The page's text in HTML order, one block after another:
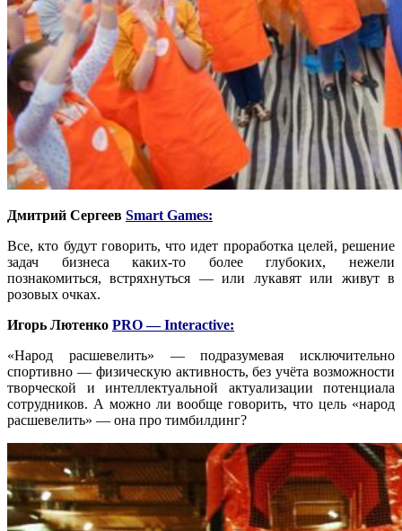
Дмитрий Сергеев Smart Games:
Все, кто будут говорить, что идет проработка целей, решение
задач бизнеса каких-то более глубоких, нежели
познакомиться, встряхнуться — или лукавят или живут в
розовых очках.
Игорь Лютенко PRO — Interactive:
«Народ расшевелить» — подразумевая исключительно
спортивно — физическую активность, без учёта возможности
творческой и интеллектуальной актуализации потенциала
сотрудников. А можно ли вообще говорить, что цель «народ
расшевелить» — она про тимбилдинг?